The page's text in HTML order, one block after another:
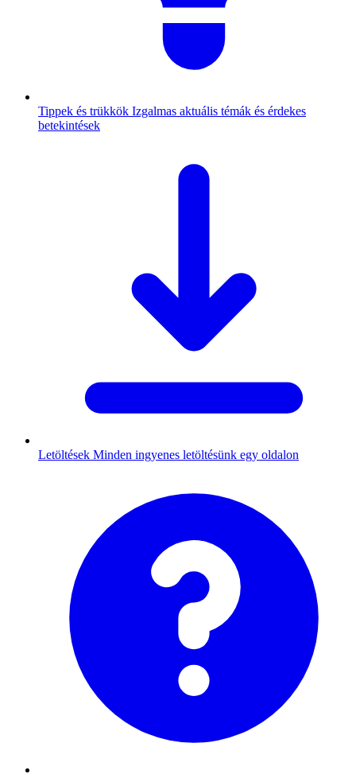
Tippek és trükkök Izgalmas aktuális témák és érdekes
betekintések
Letöltések Minden ingyenes letöltésünk egy oldalon